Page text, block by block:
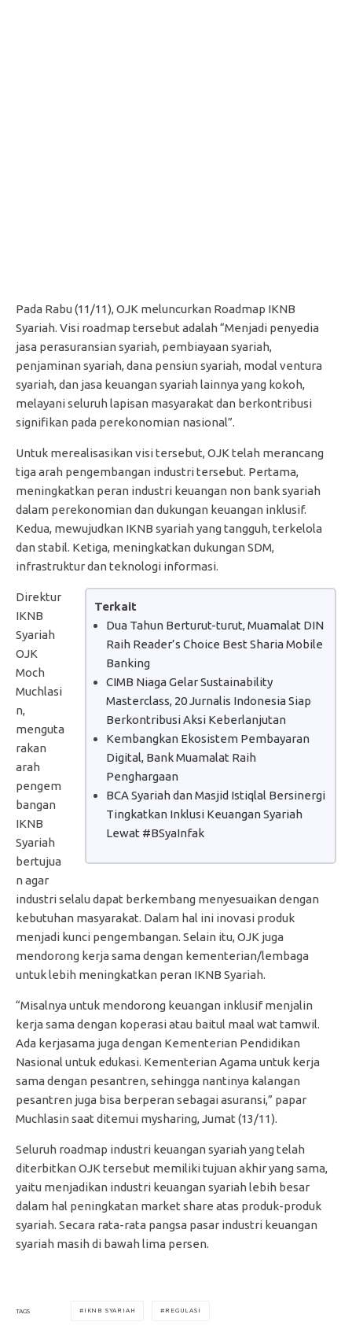
Pada Rabu (11/11), OJK meluncurkan Roadmap IKNB
Syariah. Visi roadmap tersebut adalah “Menjadi penyedia
jasa perasuransian syariah, pembiayaan syariah,
penjaminan syariah, dana pensiun syariah, modal ventura
syariah, dan jasa keuangan syariah lainnya yang kokoh,
melayani seluruh lapisan masyarakat dan berkontribusi
signifikan pada perekonomian nasional”.
Untuk merealisasikan visi tersebut, OJK telah merancang
tiga arah pengembangan industri tersebut. Pertama,
meningkatkan peran industri keuangan non bank syariah
dalam perekonomian dan dukungan keuangan inklusif.
Kedua, mewujudkan IKNB syariah yang tangguh, terkelola
dan stabil. Ketiga, meningkatkan dukungan SDM,
infrastruktur dan teknologi informasi.
Terkait
Dua Tahun Berturut-turut, Muamalat DIN
Raih Reader’s Choice Best Sharia Mobile
Banking
CIMB Niaga Gelar Sustainability
Masterclass, 20 Jurnalis Indonesia Siap
Berkontribusi Aksi Keberlanjutan
Kembangkan Ekosistem Pembayaran
Digital, Bank Muamalat Raih
Penghargaan
BCA Syariah dan Masjid Istiqlal Bersinergi
Tingkatkan Inklusi Keuangan Syariah
Lewat #BSyaInfak
Direktur
IKNB
Syariah
OJK
Moch
Muchlasi
n,
menguta
rakan
arah
pengem
bangan
IKNB
Syariah
bertujua
n agar
industri selalu dapat berkembang menyesuaikan dengan
kebutuhan masyarakat. Dalam hal ini inovasi produk
menjadi kunci pengembangan. Selain itu, OJK juga
mendorong kerja sama dengan kementerian/lembaga
untuk lebih meningkatkan peran IKNB Syariah.
“Misalnya untuk mendorong keuangan inklusif menjalin
kerja sama dengan koperasi atau baitul maal wat tamwil.
Ada kerjasama juga dengan Kementerian Pendidikan
Nasional untuk edukasi. Kementerian Agama untuk kerja
sama dengan pesantren, sehingga nantinya kalangan
pesantren juga bisa berperan sebagai asuransi,” papar
Muchlasin saat ditemui mysharing, Jumat (13/11).
Seluruh roadmap industri keuangan syariah yang telah
diterbitkan OJK tersebut memiliki tujuan akhir yang sama,
yaitu menjadikan industri keuangan syariah lebih besar
dalam hal peningkatan market share atas produk-produk
syariah. Secara rata-rata pangsa pasar industri keuangan
syariah masih di bawah lima persen.
TAGS IKNB SYARIAH REGULASI